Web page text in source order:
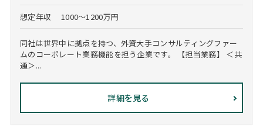
想定年収 1000～1200万円
同社は世界中に拠点を持つ、外資大手コンサルティングファー
ムのコーポレート業務機能を担う企業です。 【担当業務】 ＜共
通＞...
詳細を見る